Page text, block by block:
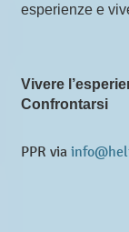
esperienze e
Vivere
Confrontarsi
PPR via